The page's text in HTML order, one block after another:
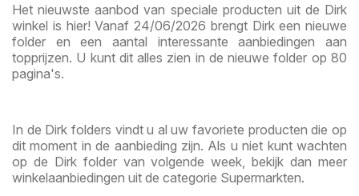
Het nieuwste aanbod van speciale producten uit de Dirk
winkel is hier! Vanaf 24/06/2026 brengt Dirk een nieuwe
folder en een aantal interessante aanbiedingen aan
topprijzen. U kunt dit alles zien in de nieuwe folder op 80
pagina's.
In de Dirk folders vindt u al uw favoriete producten die op
dit moment in de aanbieding zijn. Als u niet kunt wachten
op de Dirk folder van volgende week, bekijk dan meer
winkelaanbiedingen uit de categorie Supermarkten.